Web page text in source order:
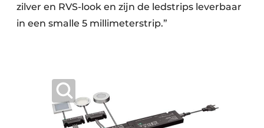
zilver en RVS-look en zijn de ledstrips leverbaar
in een smalle 5 millimeterstrip.”